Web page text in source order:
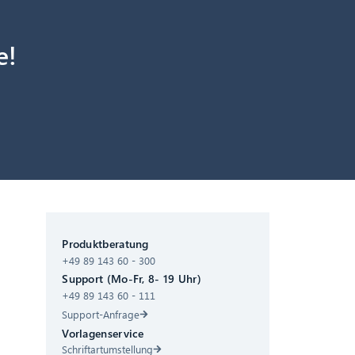
Produktberatung
+49 89 143 60 - 300
Support (Mo-Fr, 8- 19 Uhr)
+49 89 143 60 - 111
Support-Anfrage
Vorlagenservice
Schriftartumstellung
Hallo! Was kann ich für Sie tun?